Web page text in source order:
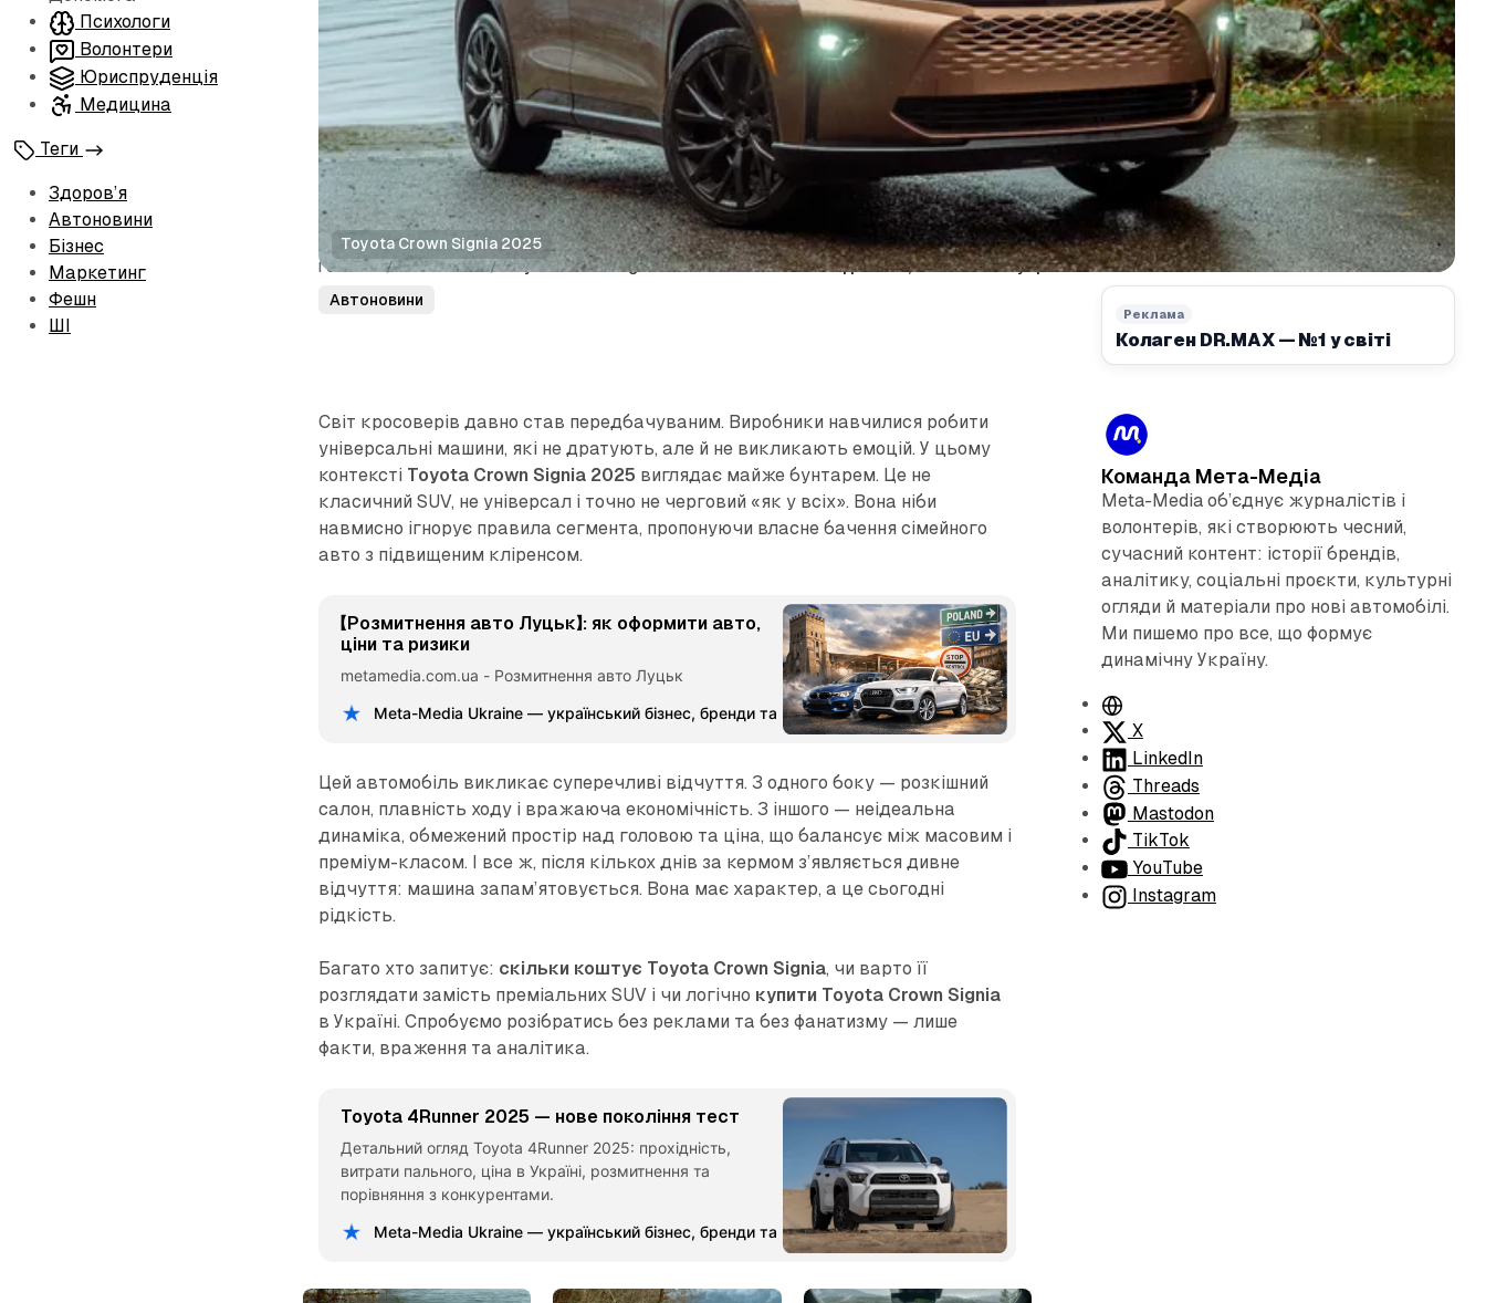
Психологи
Волонтери
Юриспруденція
Медицина
Теги
Здоров’я
Автоновини
Бізнес
Маркетинг
Фешн
ШІ
Toyota Crown Signia 2025
Головна / Автоновини / Toyota Crown Signia 2025 — автомобіль не для всіх, але саме тому цікавий
Реклама
Колаген DR.MAX — №1 у світі
Автоновини
Світ кросоверів давно став передбачуваним. Виробники навчилися робити
універсальні машини, які не дратують, але й не викликають емоцій. У цьому
контексті Toyota Crown Signia 2025 виглядає майже бунтарем. Це не
класичний SUV, не універсал і точно не черговий «як у всіх». Вона ніби
навмисно ігнорує правила сегмента, пропонуючи власне бачення сімейного
авто з підвищеним кліренсом.
【Розмитнення авто Луцьк】: як оформити авто,
ціни та ризики
metamedia.com.ua - Розмитнення авто Луцьк
Meta-Media Ukraine — український бізнес, бренди та партнерства
Команда Мета-Медіа
Цей автомобіль викликає суперечливі відчуття. З одного боку — розкішний
салон, плавність ходу і вражаюча економічність. З іншого — неідеальна
динаміка, обмежений простір над головою та ціна, що балансує між масовим і
преміум-класом. І все ж, після кількох днів за кермом з’являється дивне
відчуття: машина запам’ятовується. Вона має характер, а це сьогодні
рідкість.
Багато хто запитує: скільки коштує Toyota Crown Signia, чи варто її
розглядати замість преміальних SUV і чи логічно купити Toyota Crown Signia
в Україні. Спробуємо розібратись без реклами та без фанатизму — лише
факти, враження та аналітика.
Toyota 4Runner 2025 — нове покоління тест
Детальний огляд Toyota 4Runner 2025: прохідність,
витрати пального, ціна в Україні, розмитнення та
порівняння з конкурентами.
Meta-Media Ukraine — український бізнес, бренди та партнерства
Команда Мета-Медіа
Команда Мета-Медіа
Meta-Media об’єднує журналістів і
волонтерів, які створюють чесний,
сучасний контент: історії брендів,
аналітику, соціальні проєкти, культурні
огляди й матеріали про нові автомобілі.
Ми пишемо про все, що формує
динамічну Україну.
В
е
б
с
а
й
т
X
LinkedIn
Threads
Mastodon
TikTok
YouTube
Instagram